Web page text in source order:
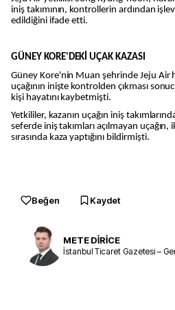
iniş takımının, kontrollerin ardından
edildiğini ifade etti.
GÜNEY KORE'DEKİ UÇAK KAZASI
Güney Kore'nin Muan şehrinde Jeju Air
uçağının inişte kontrolden çıkması
kişi hayatını kaybetmişti.
Yetkililer, kazanın uçağın iniş
seferde iniş takımları açılmayan
sırasında kaza yaptığını bildirmişti.
Beğen Kaydet
METE DİRİCE
İstanbul Ticaret Gazetesi –